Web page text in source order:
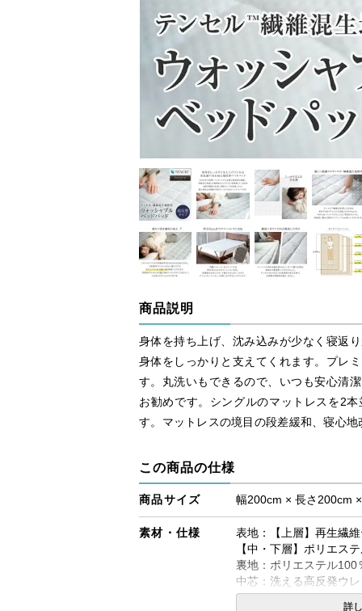
商品説明
身体を持ち上げ、沈み込みが少なく寝返
身体をしっかりと支えてくれます。プレ
す。丸洗いもできるので、いつも安心清
お勧めです。シングルのマットレスを2
す。マットレスの境目の段差緩和、寝心地
この商品の仕様
商品サイズ 幅200cm × 長さ200cm
素材・仕様
表地：【上層】再生繊
【中・下層】ポリエス
裏地：ポリエステル100
中芯：洗える高反発ウレ
詳